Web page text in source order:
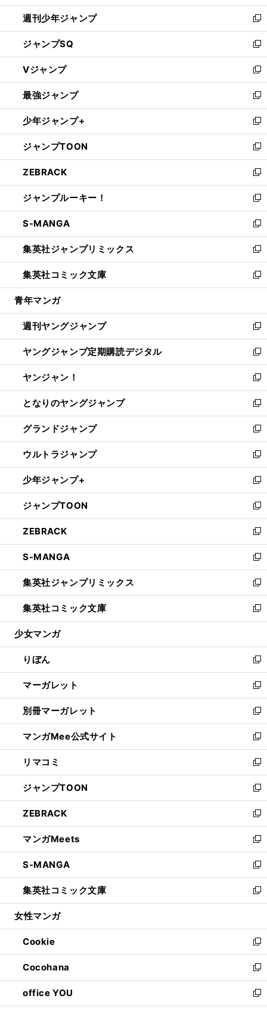
開
く
週刊少年ジャンプ
新
し
い
ウ
ィ
ン
ド
ウ
で
開
く
ジャンプSQ
新
し
い
ウ
ィ
ン
ド
ウ
で
開
く
Vジャンプ
新
し
い
ウ
ィ
ン
ド
ウ
で
開
く
最強ジャンプ
新
し
い
ウ
ィ
ン
ド
ウ
で
開
く
少年ジャンプ+
新
し
い
ウ
ィ
ン
ド
ウ
で
開
く
ジャンプTOON
新
し
い
ウ
ィ
ン
ド
ウ
で
開
く
ZEBRACK
新
し
い
ウ
ィ
ン
ド
ウ
で
開
ジャンプルーキー！
新
し
い
ウ
ィ
ン
ド
ウ
開
く
S-MANGA
新
し
い
ウ
ィ
ン
ウ
で
開
く
集英社ジャンプリミックス
新
し
い
ウ
ン
ド
ウ
で
開
く
集英社コミック文庫
新
し
ウ
ィ
ン
ド
ウ
で
開
く
青年マンガ
週刊ヤングジャンプ
新
し
い
ウ
ィ
ン
ド
ウ
で
開
く
ヤングジャンプ定期購読デジタル
新
し
い
ウ
ィ
ン
ド
ウ
で
開
く
ヤンジャン！
新
し
い
ウ
ィ
ン
ド
ウ
で
開
く
となりのヤングジャンプ
新
し
い
ウ
ィ
ン
ド
ウ
で
開
く
グランドジャンプ
新
し
い
ウ
ィ
ン
ド
ウ
で
開
く
ウルトラジャンプ
新
し
い
ウ
ィ
ン
ド
ウ
で
開
く
少年ジャンプ+
新
し
い
ウ
ィ
ン
ド
ウ
で
開
く
ジャンプTOON
新
し
い
ウ
ィ
ン
ド
ウ
で
開
ZEBRACK
新
し
い
ウ
ィ
ン
ド
ウ
開
く
S-MANGA
新
し
い
ウ
ィ
ン
ウ
で
開
く
集英社ジャンプリミックス
新
し
い
ウ
ン
ド
ウ
で
開
く
集英社コミック文庫
新
し
ウ
ィ
ン
ド
ウ
で
開
く
少女マンガ
りぼん
新
し
い
ウ
ィ
ン
ド
ウ
で
開
く
マーガレット
新
し
い
ウ
ィ
ン
ド
ウ
で
開
く
別冊マーガレット
新
し
い
ウ
ィ
ン
ド
ウ
で
開
く
マンガMee公式サイト
新
し
い
ウ
ィ
ン
ド
ウ
で
開
く
リマコミ
新
し
い
ウ
ィ
ン
ド
ウ
で
開
く
ジャンプTOON
新
し
い
ウ
ィ
ン
ド
ウ
で
開
ZEBRACK
新
し
い
ウ
ィ
ン
ド
ウ
開
く
マンガMeets
新
し
い
ウ
ィ
ン
ウ
で
開
く
S-MANGA
新
し
い
ウ
ン
ド
ウ
で
開
く
集英社コミック文庫
新
し
ウ
ィ
ン
ド
ウ
で
開
女性マンガ
Cookie
新
し
い
ウ
ィ
ン
Cocohana
新
し
い
ウ
office YOU
新
し